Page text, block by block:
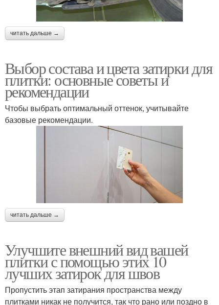
читать дальше →
Выбор состава и цвета затирки для
плитки: основные советы и
рекомендации
Чтобы выбрать оптимальный оттенок, учитывайте
базовые рекомендации.
читать дальше →
Улучшите внешний вид вашей
плитки с помощью этих 10
лучших затирок для швов
Пропустить этап затирания пространства между
плитками никак не получится, так что рано или поздно в